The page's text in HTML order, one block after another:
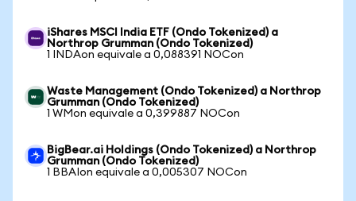
iShares MSCI India ETF (Ondo Tokenized) a
Northrop Grumman (Ondo Tokenized)
1 INDAon equivale a 0,088391 NOCon
Waste Management (Ondo Tokenized) a Northrop
Grumman (Ondo Tokenized)
1 WMon equivale a 0,399887 NOCon
BigBear.ai Holdings (Ondo Tokenized) a Northrop
Grumman (Ondo Tokenized)
1 BBAIon equivale a 0,005307 NOCon